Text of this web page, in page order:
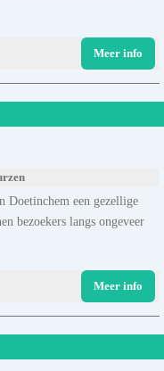
Meer info
Doetinchem een gezellige
bezoekers langs ongeveer
Meer info